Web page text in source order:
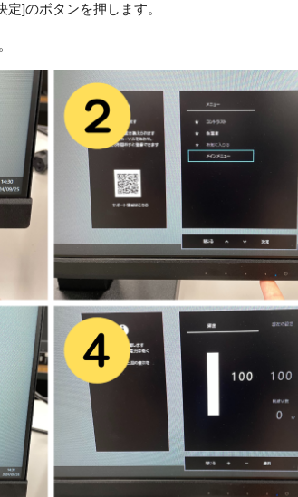
]のボタンを押します。